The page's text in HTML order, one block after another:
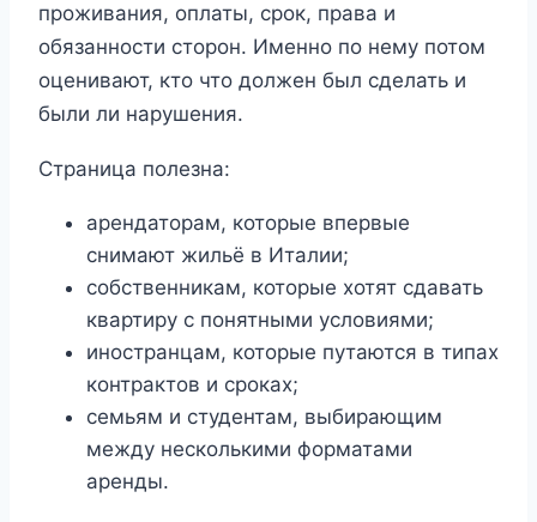
проживания, оплаты, срок, права и
обязанности сторон. Именно по нему потом
оценивают, кто что должен был сделать и
были ли нарушения.
Страница полезна:
арендаторам, которые впервые
снимают жильё в Италии;
собственникам, которые хотят сдавать
квартиру с понятными условиями;
иностранцам, которые путаются в типах
контрактов и сроках;
семьям и студентам, выбирающим
между несколькими форматами
аренды.